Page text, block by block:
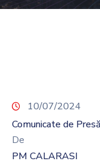
10/07/2024
Comunicate de Presă
De
PM CALARASI